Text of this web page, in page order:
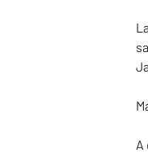
A